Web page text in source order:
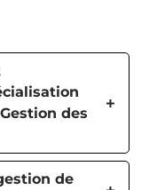
des
de